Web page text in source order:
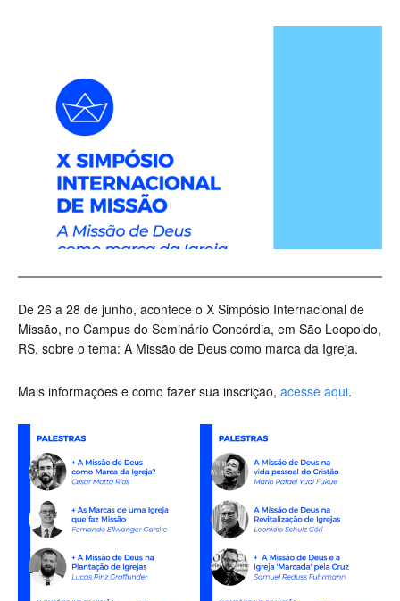
De 26 a 28 de junho, acontece o X Simpósio Internacional de
Missão, no Campus do Seminário Concórdia, em São Leopoldo,
RS, sobre o tema: A Missão de Deus como marca da Igreja.
Mais informações e como fazer sua inscrição, acesse aqui.